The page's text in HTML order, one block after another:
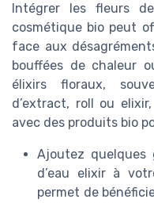
Intégrer les fleurs
cosmétique bio peut
face aux
bouffées de chaleur
élixirs floraux,
d’extract, roll ou
avec des produits bio
Ajoutez quelques
d’eau elixir à
permet de